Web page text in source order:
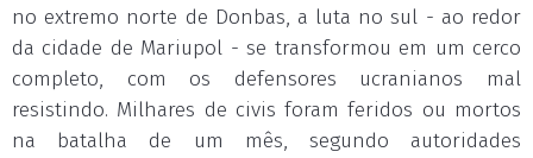
no extremo norte de Donbas, a luta no sul - ao redor
da cidade de Mariupol - se transformou em um cerco
completo, com os defensores ucranianos mal
resistindo. Milhares de civis foram feridos ou mortos
na batalha de um mês, segundo autoridades